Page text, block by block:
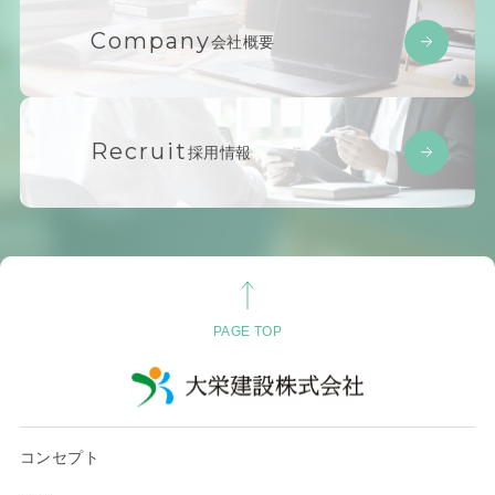
Company会社概要
Recruit採用情報
PAGE TOP
コンセプト